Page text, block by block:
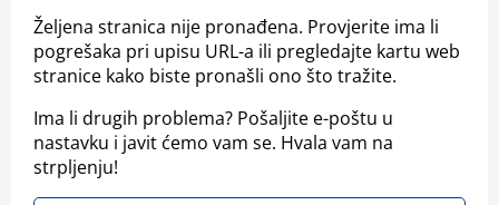
Željena stranica nije pronađena. Provjerite ima li
pogrešaka pri upisu URL-a ili pregledajte kartu web
stranice kako biste pronašli ono što tražite.
Ima li drugih problema? Pošaljite e-poštu u
nastavku i javit ćemo vam se. Hvala vam na
strpljenju!